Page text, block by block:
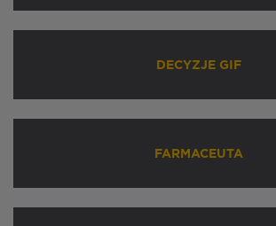
DECYZJE GIF
FARMACEUTA